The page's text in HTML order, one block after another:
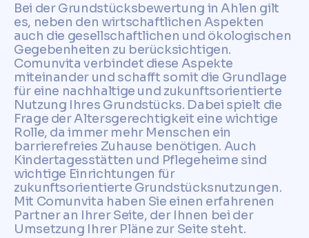
Bei der Grundstücksbewertung in Ahlen gilt
es, neben den wirtschaftlichen Aspekten
auch die gesellschaftlichen und ökologischen
Gegebenheiten zu berücksichtigen.
Comunvita verbindet diese Aspekte
miteinander und schafft somit die Grundlage
für eine nachhaltige und zukunftsorientierte
Nutzung Ihres Grundstücks. Dabei spielt die
Frage der Altersgerechtigkeit eine wichtige
Rolle, da immer mehr Menschen ein
barrierefreies Zuhause benötigen. Auch
Kindertagesstätten und Pflegeheime sind
wichtige Einrichtungen für
zukunftsorientierte Grundstücksnutzungen.
Mit Comunvita haben Sie einen erfahrenen
Partner an Ihrer Seite, der Ihnen bei der
Umsetzung Ihrer Pläne zur Seite steht.